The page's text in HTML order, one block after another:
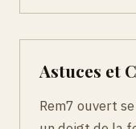
Astuces et
Rem7 ouvert